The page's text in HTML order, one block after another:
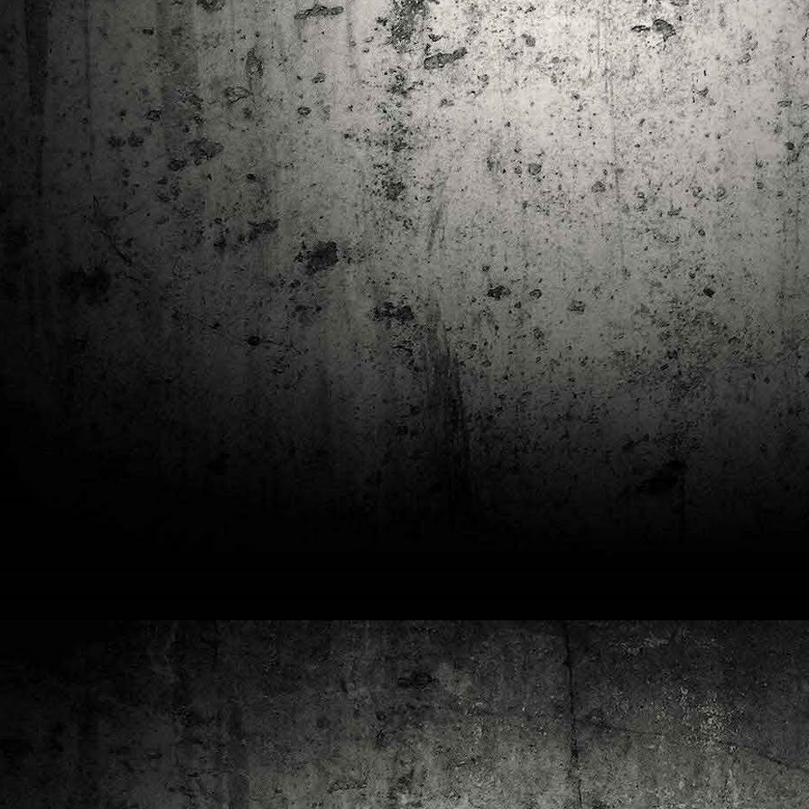
trimestre del club de lectura de còmics de la Biblioteca Pública de
Tarragona. I aquest és el menú ofert per als mesos d'abril, maig i juny. Com ja és
habitual, el club se segueix en modalitat virtual amb l'aplicació Tellfy i les
trobades mensuals són per videoconferència.
MAR
13
Descobrint els orígens de la revista Spirou
Ja tinc a les mans el resultat d'una feina que m'ha portat a capbussar-me
els darrers temps en la història del còmic europeu i dels seus grans
autors i personatges!
Segur que coneixeu en Lucky Luke, els Barrufets, en Marsupilami o en Spirou,
però sabíeu que van néixer en una revista? Le Journal de Spirou, publicada per
primera vegada el 21 d’abril de 1938, és una de les grans icones de l’escola de
còmic franco-belga.
24
El compromís de Joan Junceda: ‘Somnis entre la boira’ de
Lluís Recasens i Àngel Marí
Nascut a Barcelona l’any 1881 i mort a Blanes el 1948, Joan Junceda és
un dels noms més destacats entre els dibuixants, il·lustradors i caricaturistes
catalans d’aquesta època. Tot i començar sense cap tipus de formació, ben
aviat s’integrà dins la redacció del setmanari Cu-Cut!, participant activament en
Abans de tancar el 2024, arriba l'hora de presentar les lectures del
primer trimestre del 2025 del club de lectura de còmics de la Biblioteca
Pública de Tarragona, gratuït i virtual. El menú, ben variat: un personatge
clàssic, l'adaptació d'una novel·la molt coneguda (i llegida) i una novetat molt
impactant. Aquí en teniu els detalls!
Gener
Corto Maltés.
OCT